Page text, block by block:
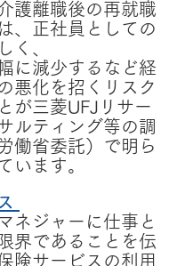
護離職後の再就職
、正社員としての
く、
に減少するなど経
悪化を招くリスク
が三菱UFJリサー
ルティング等の調
働省委託）で明ら
います。
ネジャーに仕事と
界であることを伝
険サービスの利用